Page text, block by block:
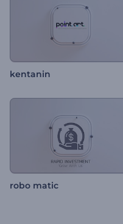
kentanin
robo matic